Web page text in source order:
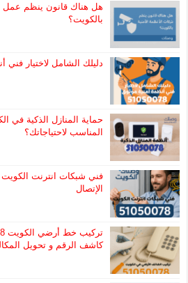
هل هناك قانون ينظم عمل
بالكويت؟
دليلك الشامل لاختيار
حماية المنازل الذكية في
المناسب لاحتياجاتك؟
الإتصال
كاشف الرقم و تحويل